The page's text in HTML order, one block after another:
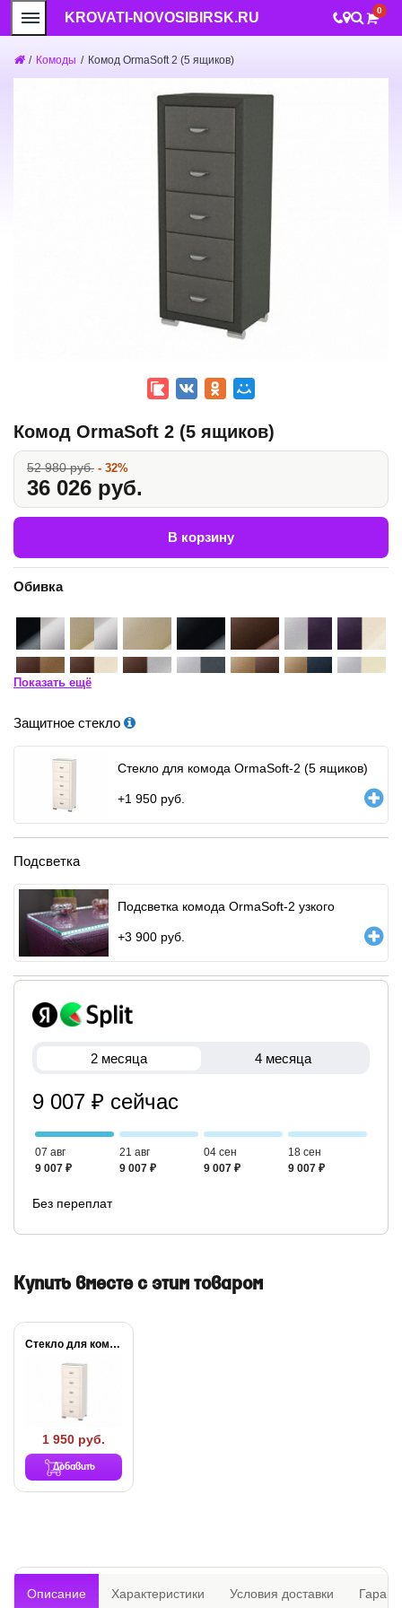
KROVATI-NOVOSIBIRSK.RU 0
/ Комоды / Комод OrmaSoft 2 (5 ящиков)
Комод OrmaSoft 2 (5 ящиков)
52 980 руб. - 32%
36 026 руб.
В корзину
Обивка
Показать ещё
Защитное стекло
Стекло для комода OrmaSoft-2 (5 ящиков)
+1 950 руб.
Подсветка
Подсветка комода OrmaSoft-2 узкого
+3 900 руб.
2 месяца 4 месяца
9 007 ₽ сейчас
07 авг
9 007 ₽
21 авг
9 007 ₽
04 сен
9 007 ₽
18 сен
9 007 ₽
Без переплат
Купить вместе с этим товаром
Стекло для комода...
1 950 руб.
Добавить
Описание Характеристики Условия доставки